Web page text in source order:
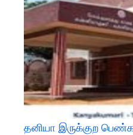
தனியா இருக்குற